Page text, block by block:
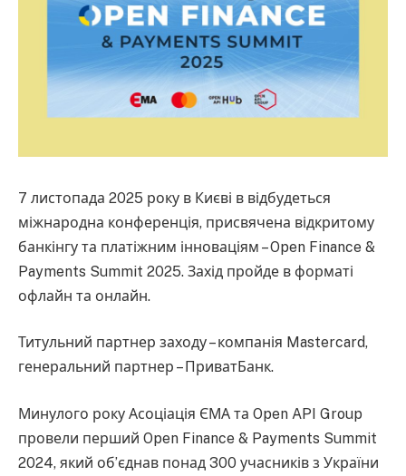
7 листопада 2025 року в Києві в відбудеться
міжнародна конференція, присвячена відкритому
банкінгу та платіжним інноваціям – Open Finance &
Payments Summit 2025. Захід пройде в форматі
офлайн та онлайн.
Титульний партнер заходу – компанія Mastercard,
генеральний партнер – ПриватБанк.
Минулого року Асоціація ЄМА та Open API Group
провели перший Open Finance & Payments Summit
2024, який об’єднав понад 300 учасників з України